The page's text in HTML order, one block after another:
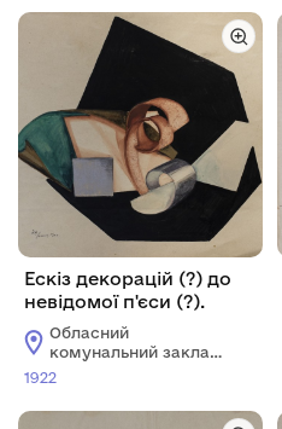
Ескіз декорацій (?) до
невідомої п'єси (?).
Обласний
комунальний заклад
"Харківський
1922